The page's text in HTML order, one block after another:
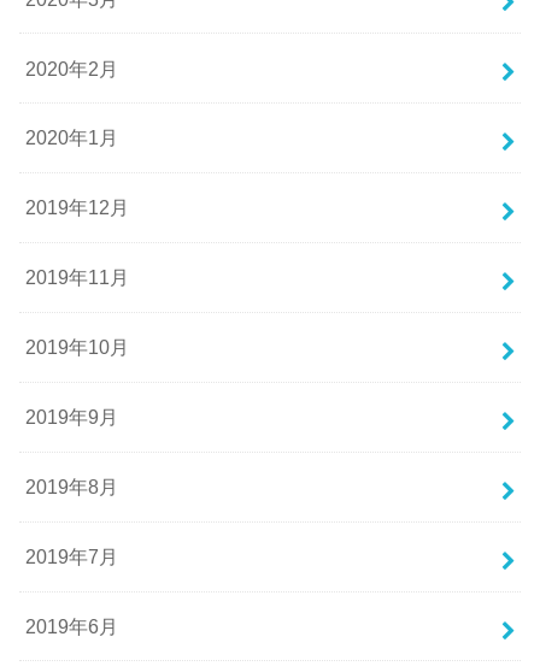
2020年2月
2020年1月
2019年12月
2019年11月
2019年10月
2019年9月
2019年8月
2019年7月
2019年6月